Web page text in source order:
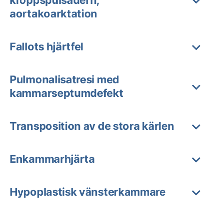
aortakoarktation
Fallots hjärtfel
Pulmonalisatresi med
kammarseptumdefekt
Transposition av de stora kärlen
Enkammarhjärta
Hypoplastisk vänsterkammare